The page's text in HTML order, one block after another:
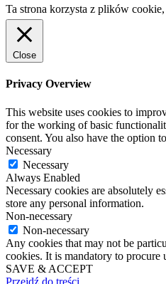
Ta strona korzysta z plików
Close
Privacy Overview
This website uses cookies to
for the working of basic
consent. You also have the option
Necessary
Necessary
Always Enabled
Necessary cookies are absolutely
store any personal information.
Non-necessary
Non-necessary
Any cookies that may not be
cookies. It is mandatory to procure
SAVE & ACCEPT
Przejdź do treści